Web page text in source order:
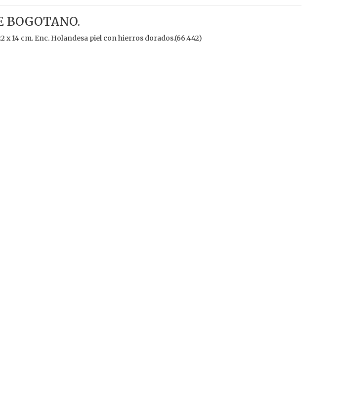
BOGOTANO.
14 cm. Enc. Holandesa piel con hierros dorados.(66.442)